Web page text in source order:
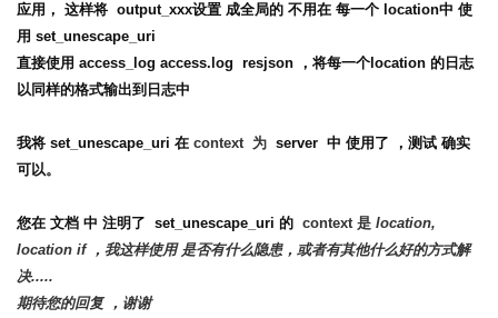
应用， 这样将 output_xxx设置 成全局的 不用在 每一个 location中 使
用 set_unescape_uri
直接使用 access_log access.log resjson ，将每一个location 的日志
以同样的格式输出到日志中
我将 set_unescape_uri 在 context 为 server 中 使用了 ，测试 确实
可以。
您在 文档 中 注明了 set_unescape_uri 的 context 是 location,
location if ，我这样使用 是否有什么隐患，或者有其他什么好的方式解
决.....
期待您的回复 ，谢谢